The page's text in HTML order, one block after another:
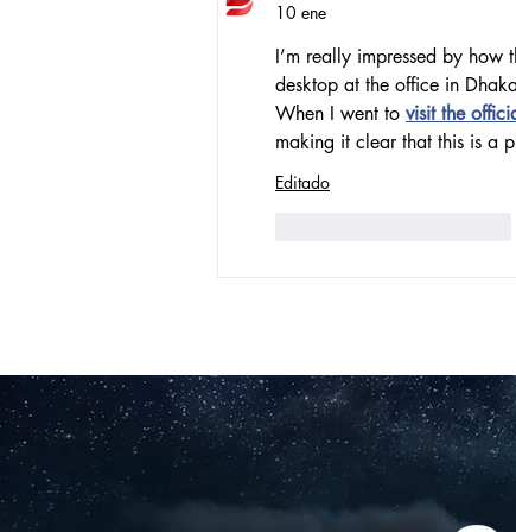
Verónica Ardila Platín,
promoción 2017
10 ene
I’m really impressed by how
desktop at the office in
When I went to visit the
making it clear that this is a
Editado